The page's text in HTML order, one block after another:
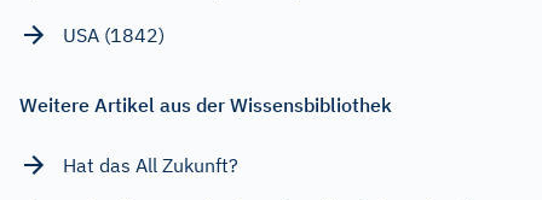
USA (1842)
Weitere Artikel aus der Wissensbibliothek
Hat das All Zukunft?